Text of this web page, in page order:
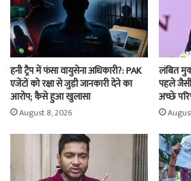
हनी ट्रैप में फंसा वायुसेना अधिकारी?: PAK
एजेंटों को रक्षा से जुड़ी जानकारी देने का
आरोप; कैसे हुआ खुलासा
August 8, 2026
लंबित
पहले जैसी
अच्छे